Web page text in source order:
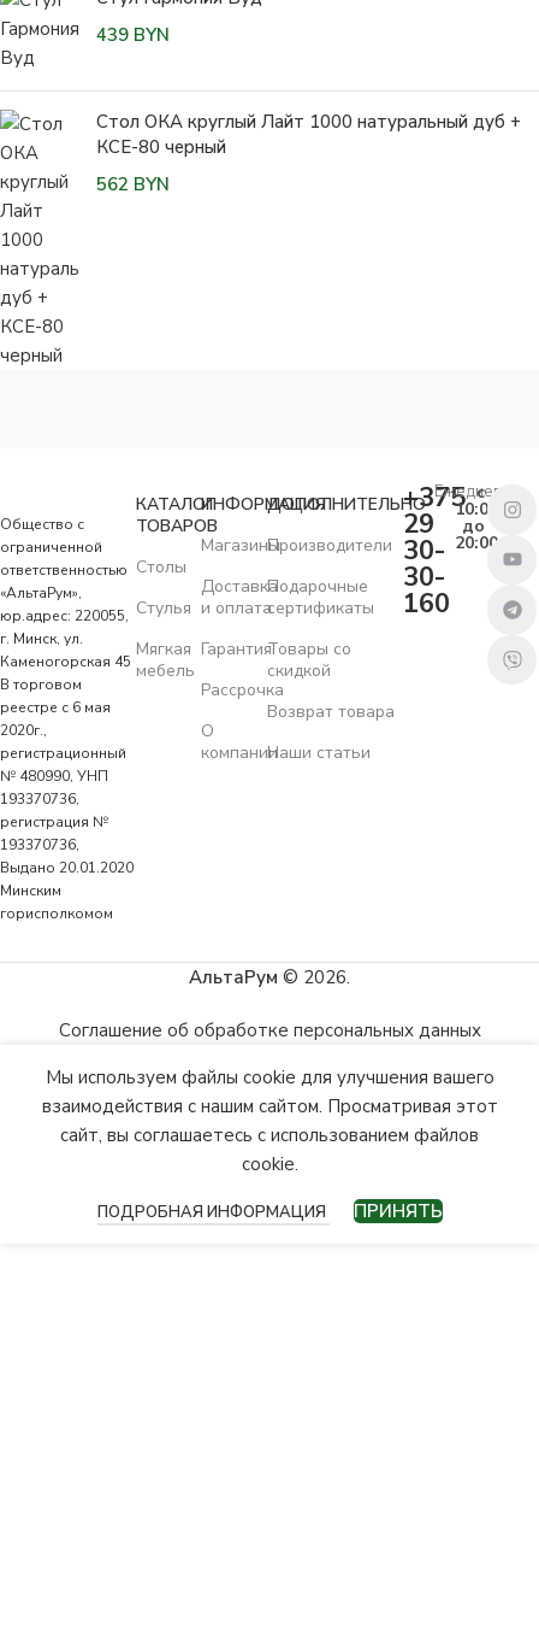
439 BYN
Стол ОКА круглый Лайт 1000 натуральный дуб +
КСЕ-80 черный
562 BYN
Общество с
ограниченной
ответственностью
«АльтаРум»,
юр.адрес: 220055,
г. Минск, ул.
Каменогорская 45
В торговом
реестре с 6 мая
2020г.,
регистрационный
№ 480990, УНП
193370736,
регистрация №
193370736,
Выдано 20.01.2020
Минским
горисполкомом
КАТАЛОГ
ТОВАРОВ
Столы
Стулья
Мягкая
мебель
ИНФОРМАЦИЯ
Магазины
Доставка
и оплата
Гарантия
Рассрочка
О
компании
ДОПОЛНИТЕЛЬНО
Производители
Подарочные
сертификаты
Товары со
скидкой
Возврат товара
Наши статьи
+375
29
30-
30-
160
Ежедневно
с
10:00
до
20:00
АльтаРум © 2026.
Соглашение об обработке персональных данных
Мы используем файлы cookie для улучшения вашего
взаимодействия с нашим сайтом. Просматривая этот
сайт, вы соглашаетесь с использованием файлов
cookie.
ПОДРОБНАЯ ИНФОРМАЦИЯ ПРИНЯТЬ